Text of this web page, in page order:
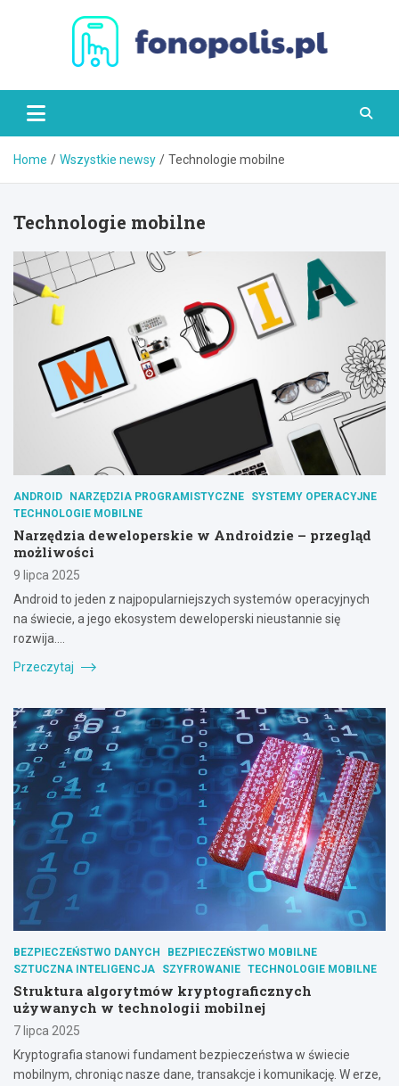
Fonopolis.pl
Home Wszystkie newsy Technologie mobilne
Technologie mobilne
ANDROID NARZĘDZIA PROGRAMISTYCZNE
SYSTEMY OPERACYJNE
TECHNOLOGIE MOBILNE
Narzędzia deweloperskie w Androidzie – przegląd
możliwości
9 lipca 2025
Android to jeden z najpopularniejszych systemów operacyjnych
na świecie, a jego ekosystem deweloperski nieustannie się
rozwija.…
Przeczytaj
BEZPIECZEŃSTWO DANYCH
BEZPIECZEŃSTWO MOBILNE
SZTUCZNA INTELIGENCJA
SZYFROWANIE TECHNOLOGIE MOBILNE
Struktura algorytmów kryptograficznych
używanych w technologii mobilnej
7 lipca 2025
Kryptografia stanowi fundament bezpieczeństwa w świecie
mobilnym, chroniąc nasze dane, transakcje i komunikację. W erze,